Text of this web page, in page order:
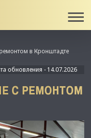
в Кронштадте
обновления - 14.07.2026
С РЕМОНТОМ